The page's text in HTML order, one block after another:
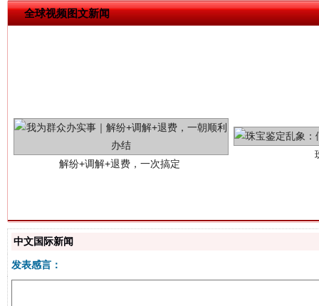
全球视频图文新闻
中文国际新闻
发表感言：